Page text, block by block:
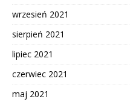
wrzesień 2021
sierpień 2021
lipiec 2021
czerwiec 2021
maj 2021